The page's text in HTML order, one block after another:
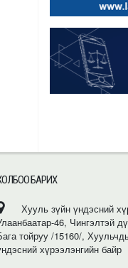
БАРИХ
Хууль зүйн үндэсний
46, Чингэлтэй
тойруу /15160/,
хүрээлэнгийн байр